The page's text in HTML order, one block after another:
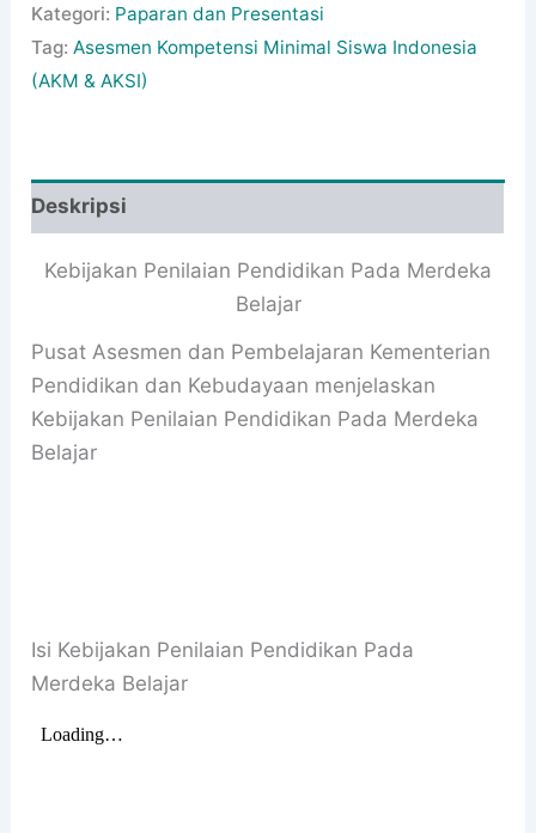
Kategori: Paparan dan Presentasi
Tag:Asesmen Kompetensi Minimal Siswa Indonesia
(AKM & AKSI)
Deskripsi
Kebijakan Penilaian Pendidikan Pada Merdeka
Belajar
Pusat Asesmen dan Pembelajaran Kementerian
Pendidikan dan Kebudayaan menjelaskan
Kebijakan Penilaian Pendidikan Pada Merdeka
Belajar
Isi Kebijakan Penilaian Pendidikan Pada
Merdeka Belajar